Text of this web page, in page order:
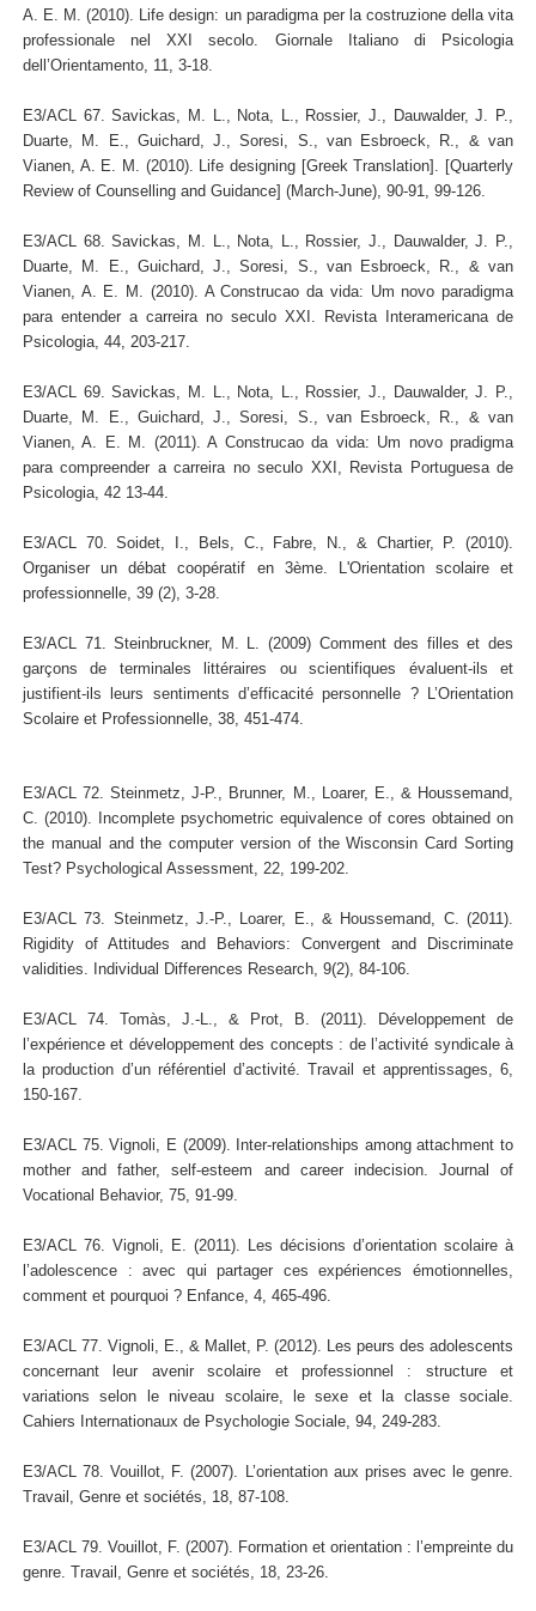
A. E. M. (2010). Life design: un paradigma per la costruzione della vita
professionale nel XXI secolo. Giornale Italiano di Psicologia
dell’Orientamento, 11, 3-18.
E3/ACL 67. Savickas, M. L., Nota, L., Rossier, J., Dauwalder, J. P.,
Duarte, M. E., Guichard, J., Soresi, S., van Esbroeck, R., & van
Vianen, A. E. M. (2010). Life designing [Greek Translation]. [Quarterly
Review of Counselling and Guidance] (March-June), 90-91, 99-126.
E3/ACL 68. Savickas, M. L., Nota, L., Rossier, J., Dauwalder, J. P.,
Duarte, M. E., Guichard, J., Soresi, S., van Esbroeck, R., & van
Vianen, A. E. M. (2010). A Construcao da vida: Um novo paradigma
para entender a carreira no seculo XXI. Revista Interamericana de
Psicologia, 44, 203-217.
E3/ACL 69. Savickas, M. L., Nota, L., Rossier, J., Dauwalder, J. P.,
Duarte, M. E., Guichard, J., Soresi, S., van Esbroeck, R., & van
Vianen, A. E. M. (2011). A Construcao da vida: Um novo pradigma
para compreender a carreira no seculo XXI, Revista Portuguesa de
Psicologia, 42 13-44.
E3/ACL 70. Soidet, I., Bels, C., Fabre, N., & Chartier, P. (2010).
Organiser un débat coopératif en 3ème. L'Orientation scolaire et
professionnelle, 39 (2), 3-28.
E3/ACL 71. Steinbruckner, M. L. (2009) Comment des filles et des
garçons de terminales littéraires ou scientifiques évaluent-ils et
justifient-ils leurs sentiments d’efficacité personnelle ? L’Orientation
Scolaire et Professionnelle, 38, 451-474.
E3/ACL 72. Steinmetz, J-P., Brunner, M., Loarer, E., & Houssemand,
C. (2010). Incomplete psychometric equivalence of cores obtained on
the manual and the computer version of the Wisconsin Card Sorting
Test? Psychological Assessment, 22, 199-202.
E3/ACL 73. Steinmetz, J.-P., Loarer, E., & Houssemand, C. (2011).
Rigidity of Attitudes and Behaviors: Convergent and Discriminate
validities. Individual Differences Research, 9(2), 84-106.
E3/ACL 74. Tomàs, J.-L., & Prot, B. (2011). Développement de
l’expérience et développement des concepts : de l’activité syndicale à
la production d’un référentiel d’activité. Travail et apprentissages, 6,
150-167.
E3/ACL 75. Vignoli, E (2009). Inter-relationships among attachment to
mother and father, self-esteem and career indecision. Journal of
Vocational Behavior, 75, 91-99.
E3/ACL 76. Vignoli, E. (2011). Les décisions d’orientation scolaire à
l’adolescence : avec qui partager ces expériences émotionnelles,
comment et pourquoi ? Enfance, 4, 465-496.
E3/ACL 77. Vignoli, E., & Mallet, P. (2012). Les peurs des adolescents
concernant leur avenir scolaire et professionnel : structure et
variations selon le niveau scolaire, le sexe et la classe sociale.
Cahiers Internationaux de Psychologie Sociale, 94, 249-283.
E3/ACL 78. Vouillot, F. (2007). L’orientation aux prises avec le genre.
Travail, Genre et sociétés, 18, 87-108.
E3/ACL 79. Vouillot, F. (2007). Formation et orientation : l’empreinte du
genre. Travail, Genre et sociétés, 18, 23-26.